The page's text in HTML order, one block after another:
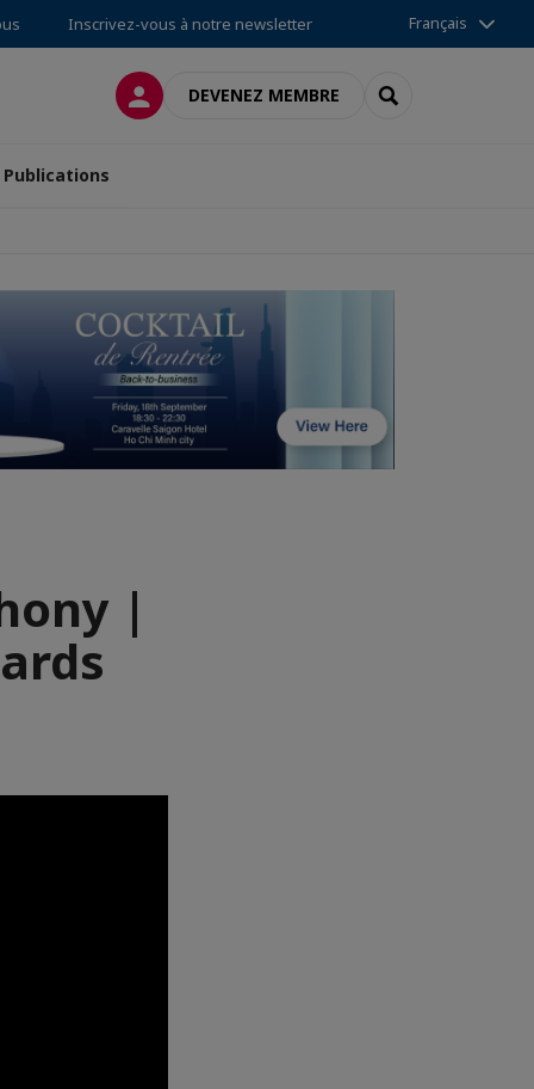
Inscrivez-vous à notre newsletter Français
CONNEXIONDEVENEZ MEMBRE RECHERCHER
Publications
|